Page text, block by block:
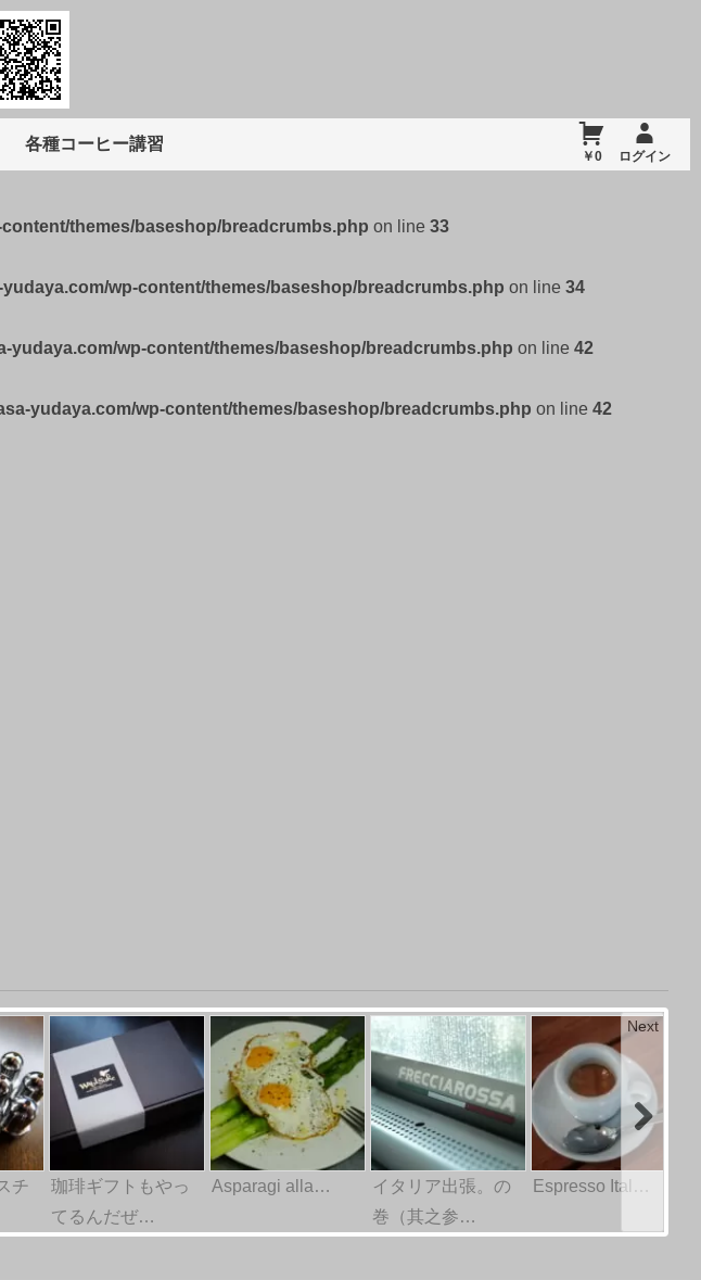
各種コーヒー講習
￥0 ログイン
themes/baseshop/breadcrumbs.php on line 33
wp-content/themes/baseshop/breadcrumbs.php on line 34
yudaya.com/wp-content/themes/baseshop/breadcrumbs.php on line 42
yudaya.com/wp-content/themes/baseshop/breadcrumbs.php on line 42
チ
珈琲ギフトもやっ
てるんだぜ…
Asparagi alla…
イタリア出張。の
巻（其之参…
Espresso Ital…
Next